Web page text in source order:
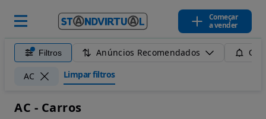
Começar
a vender
Filtros Anúncios Recomendados
AC Limpar filtros
AC - Carros